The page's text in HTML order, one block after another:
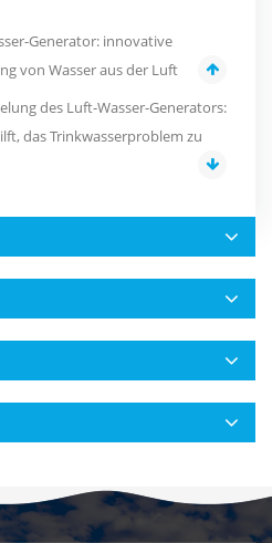
Generator: innovative
von Wasser aus der Luft
des Luft-Wasser-Generators:
das Trinkwasserproblem zu